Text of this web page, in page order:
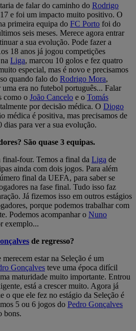
de falar do caminho do Rodrigo
e foi um impacto muito positivo. O
primeira equipa do FC Porto foi do
seis meses. Merece agora entrar
a sua evolução. Pode fazer a
18 anos já jogou competições
Liga, marcou 10 golos e fez quatro
especial, mas é novo e precisamos
quando falo do Rodrigo Mora,
era no futebol português... Falar
como o João Cancelo e o Tomás
por decisão médica. O Diogo
médica é positiva, mas precisamos de
para ver a sua evolução.
São quase 3 equipas.
four. Temos a final da Liga de
ainda com dois jogos. Para além
final da UEFA, para saber se
na fase final. Tudo isso faz
Já fizemos isso em outros estágios
porque podemos trabalhar com
Podemos acompanhar o Nuno
exemplo...
de regresso?
estar na Seleção é um
Gonçalves teve uma época difícil
maturidade muito importante. Entrou
está a crescer muito. Agora já
o que ele fez no estágio da Seleção é
5 ou 6 jogos do Pedro Gonçalves
bons.